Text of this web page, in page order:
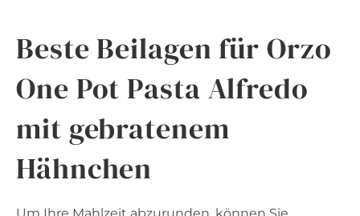
Beste Beilagen für Orzo
One Pot Pasta Alfredo
mit gebratenem
Hähnchen
Um Ihre Mahlzeit abzurunden, können Sie